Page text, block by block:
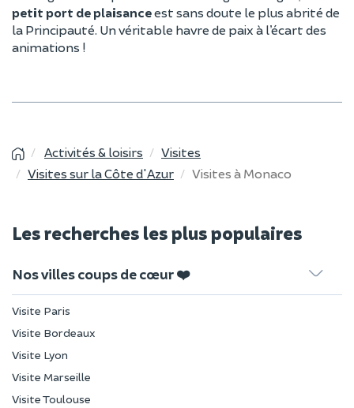
petit port de plaisanceest sans doute le plus abrité de
la Principauté. Un véritable havre de paix à l’écart des
animations !
Activités & loisirs
Visites
Visites sur la Côte d'Azur
Visites à Monaco
Les recherches les plus populaires
Nos villes coups de cœur ❤️
Visite Paris
Visite Bordeaux
Visite Lyon
Visite Marseille
Visite Toulouse